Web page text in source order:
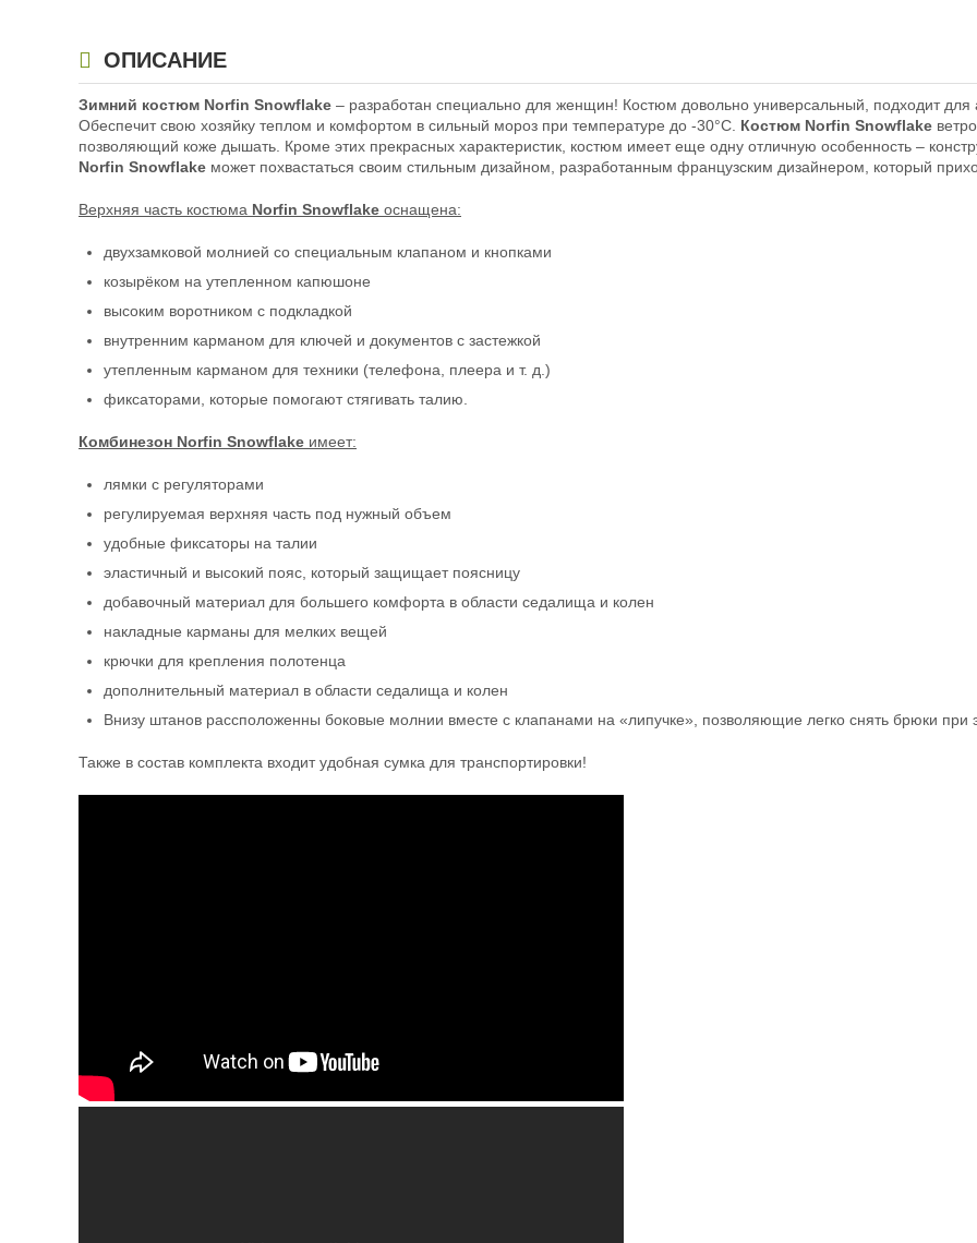
ОПИСАНИЕ
Зимний костюм Norfin Snowflake – разработан специально для женщин! Костюм довольно универсальный, подходит для
Обеспечит свою хозяйку теплом и комфортом в сильный мороз при температуре до -30°C. Костюм Norfin Snowflake
позволяющий коже дышать. Кроме этих прекрасных характеристик, костюм имеет еще одну отличную особенность –
Norfin Snowflake может похвастаться своим стильным дизайном, разработанным французским дизайнером, который
Верхняя часть костюма Norfin Snowflake оснащена:
двухзамковой молнией со специальным клапаном и кнопками
козырёком на утепленном капюшоне
высоким воротником с подкладкой
внутренним карманом для ключей и документов с застежкой
утепленным карманом для техники (телефона, плеера и т. д.)
фиксаторами, которые помогают стягивать талию.
Комбинезон Norfin Snowflake имеет:
лямки с регуляторами
регулируемая верхняя часть под нужный объем
удобные фиксаторы на талии
эластичный и высокий пояс, который защищает поясницу
добавочный материал для большего комфорта в области седалища и колен
накладные карманы для мелких вещей
крючки для крепления полотенца
дополнительный материал в области седалища и колен
Внизу штанов рассположенны боковые молнии вместе с клапанами на «липучке», позволяющие легко снять брюки при
Также в состав комплекта входит удобная сумка для транспортировки!